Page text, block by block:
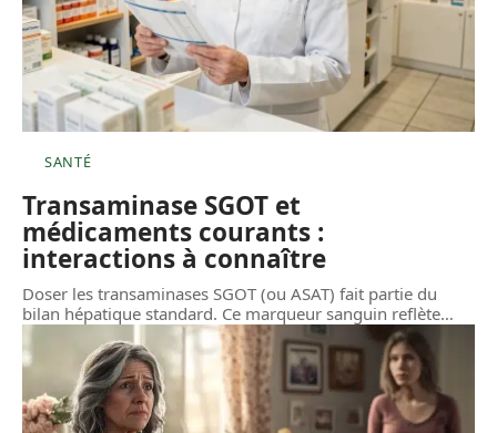
SANTÉ
Transaminase SGOT et
médicaments courants :
interactions à connaître
Doser les transaminases SGOT (ou ASAT) fait partie du
bilan hépatique standard. Ce marqueur sanguin reflète…